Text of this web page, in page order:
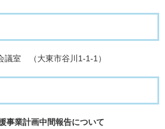
室 （大東市谷川1-1-1）
事業計画中間報告について​​